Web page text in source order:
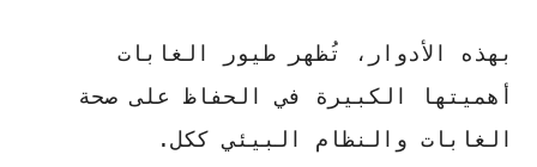
بهذه الأدوار، تُظهر طيور الغابات
أهميتها الكبيرة في الحفاظ على صحة
الغابات والنظام البيئي ككل.